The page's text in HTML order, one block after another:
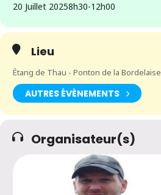
20 Juillet 20258h30-12h00
Lieu
Étang de Thau - Ponton de la Bordelaise
AUTRES ÉVÈNEMENTS
Organisateur(s)